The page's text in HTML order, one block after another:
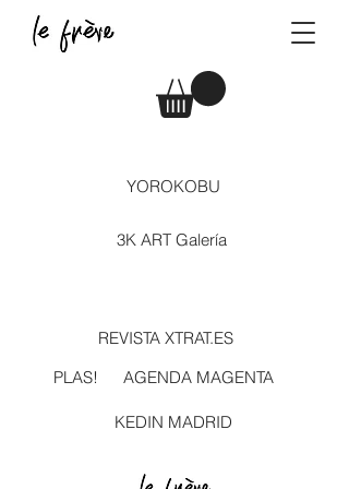
YOROKOBU
3K ART Galería
REVISTA XTRAT.ES
KEDIN MADRID
PLAS! AGENDA MAGENTA